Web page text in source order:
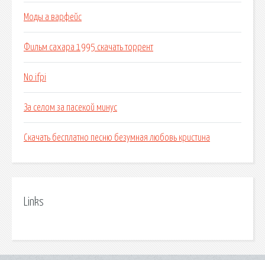
Моды а варфейс
Фильм сахара 1995 скачать торрент
No ifpi
За селом за пасекой минус
Скачать бесплатно песню безумная любовь кристина
Links